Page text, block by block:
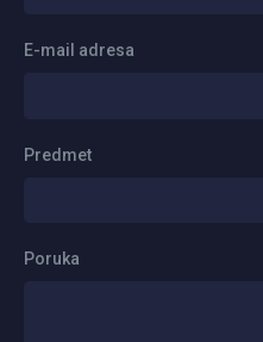
E-mail adresa
Predmet
Poruka